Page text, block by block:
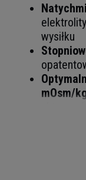
wysiłku
mOsm/
Gotowy
ze